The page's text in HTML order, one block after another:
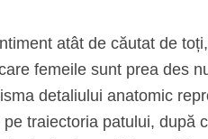
atât de căutat de
femeile sunt prea des
detaliului anatomic
traiectoria patului, după